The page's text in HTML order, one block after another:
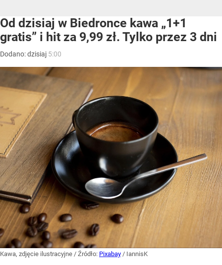
Od dzisiaj w Biedronce kawa „1+1
gratis” i hit za 9,99 zł. Tylko przez 3 dni
Dodano:dzisiaj 5:00
Kawa, zdjęcie ilustracyjne / Źródło: Pixabay / IannisK